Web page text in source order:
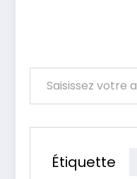
Saisissez votre adresse e-mail…
Étiquette